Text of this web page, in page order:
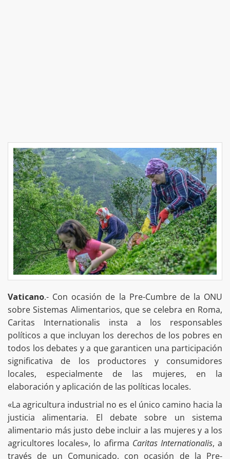
Vaticano.- Con ocasión de la Pre-Cumbre de la ONU
sobre Sistemas Alimentarios, que se celebra en Roma,
Caritas Internationalis insta a los responsables
políticos a que incluyan los derechos de los pobres en
todos los debates y a que garanticen una participación
significativa de los productores y consumidores
locales, especialmente de las mujeres, en la
elaboración y aplicación de las políticas locales.
«La agricultura industrial no es el único camino hacia la
justicia alimentaria. El debate sobre un sistema
alimentario más justo debe incluir a las mujeres y a los
agricultores locales», lo afirma Caritas Internationalis, a
través de un Comunicado, con ocasión de la Pre-